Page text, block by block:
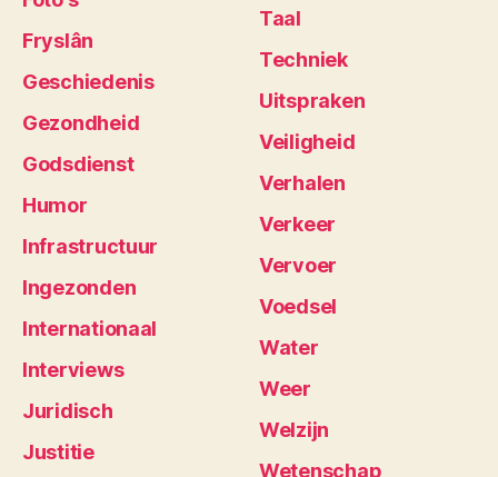
Fryslân
Geschiedenis
Gezondheid
Godsdienst
Humor
Infrastructuur
Ingezonden
Internationaal
Interviews
Juridisch
Justitie
Taal
Techniek
Uitspraken
Veiligheid
Verhalen
Verkeer
Vervoer
Voedsel
Water
Weer
Welzijn
Wetenschap